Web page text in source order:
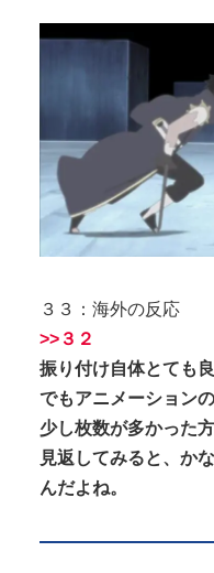
３３：海外の反応
>>３２
振り付け自体とても
でもアニメーション
少し枚数が多かった
見返してみると、か
んだよね。